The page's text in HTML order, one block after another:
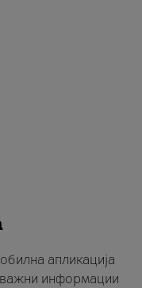
апликација
важни информации